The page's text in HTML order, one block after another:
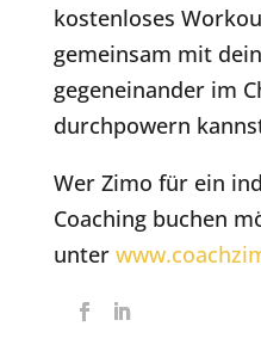
kostenloses
gemeinsam mit
gegeneinander im
durchpowern
Wer Zimo für ein
Coaching buchen
unter